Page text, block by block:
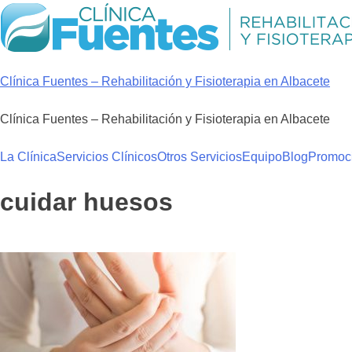
Skip
to
content
Clínica Fuentes – Rehabilitación y Fisioterapia en Albacete
Clínica Fuentes – Rehabilitación y Fisioterapia en Albacete
La ClínicaServicios ClínicosOtros ServiciosEquipoBlog
cuidar huesos